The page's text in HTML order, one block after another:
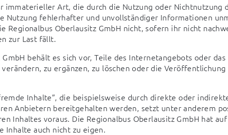
immaterieller Art, die durch die Nutzung oder Nichtnutzung
Nutzung fehlerhafter und unvollständiger Informationen
Regionalbus Oberlausitz GmbH nicht, sofern ihr nicht
zur Last fällt.
behält es sich vor, Teile des Internetangebots oder
zu ergänzen, zu löschen oder die
Inhalte”, die beispielsweise durch direkte oder
Anbietern bereitgehalten werden, setzt unter anderem
Inhaltes voraus. Die Regionalbus Oberlausitz GmbH hat
Inhalte auch nicht zu eigen.